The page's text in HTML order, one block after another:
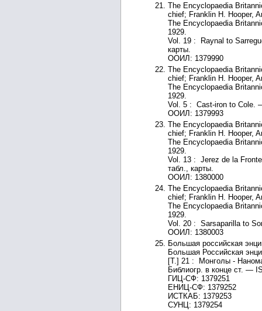
The Encyclopaedia
chief; Franklin H. Hooper,
The Encyclopaedia
1929.
Vol. 19 : Raynal to
карты.
ООИЛ: 1379990
The Encyclopaedia
chief; Franklin H. Hooper,
The Encyclopaedia
1929.
Vol. 5 : Cast-iron to Cole.
ООИЛ: 1379993
The Encyclopaedia
chief; Franklin H. Hooper,
The Encyclopaedia
1929.
Vol. 13 : Jerez de la
табл., карты.
ООИЛ: 1380000
The Encyclopaedia
chief; Franklin H. Hooper,
The Encyclopaedia
1929.
Vol. 20 : Sarsaparilla to
ООИЛ: 1380003
Большая российская
Большая Российская
[Т.] 21 : Монголы -
Библиогр. в конце ст. —
ГИЦ-СФ: 1379251
ЕНИЦ-СФ: 1379252
ИСТКАБ: 1379253
СУНЦ: 1379254